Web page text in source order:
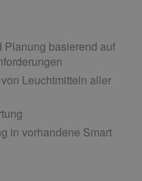
basierend auf
Leuchtmitteln aller
in vorhandene Smart